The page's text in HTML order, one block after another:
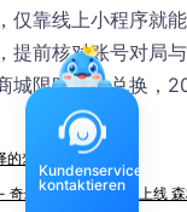
仅靠线上小程序就
提前核对账号对局
城限时轮换兑换，
梦」6 月 8 日更新
幻森林】6 月 5 日上线
Kundenservice
kontaktieren